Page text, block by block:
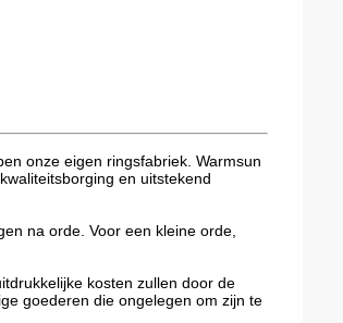
onze eigen ringsfabriek. Warmsun
en uitstekend
na orde. Voor een kleine orde,
kosten zullen door de
goederen die ongelegen om zijn te